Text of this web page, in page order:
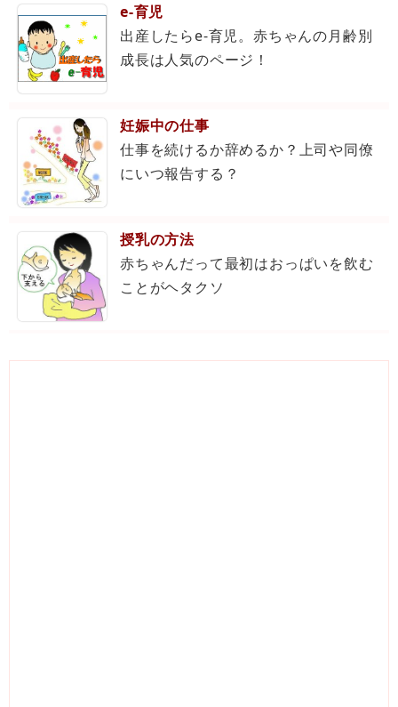
e-育児
出産したらe-育児。赤ちゃんの月齢別
成長は人気のページ！
妊娠中の仕事
仕事を続けるか辞めるか？上司や同僚
にいつ報告する？
授乳の方法
赤ちゃんだって最初はおっぱいを飲む
ことがヘタクソ